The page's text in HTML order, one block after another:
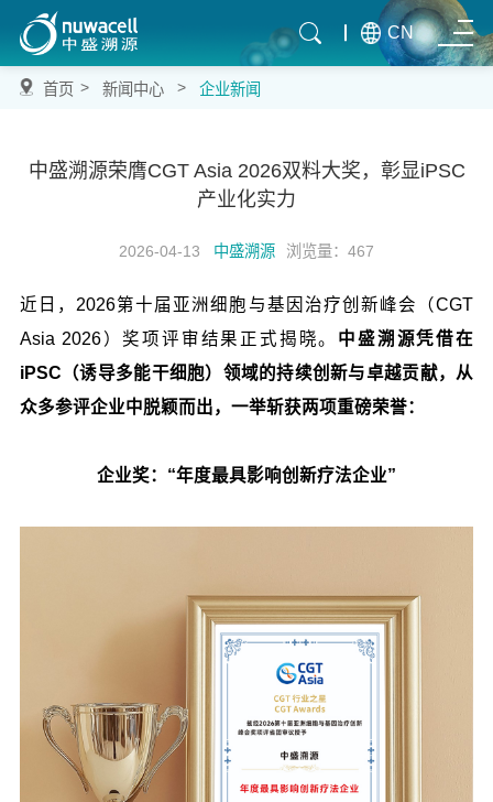
CN
首页 > 新闻中心 > 企业新闻
中盛溯源荣膺CGT Asia 2026双料大奖，彰显iPSC
产业化实力
2026-04-13 中盛溯源 浏览量：467
近日，2026第十届亚洲细胞与基因治疗创新峰会（CGT
Asia 2026）奖项评审结果正式揭晓。 中盛溯源凭借在
iPSC（诱导多能干细胞）领域的持续创新与卓越贡献，从
众多参评企业中脱颖而出，一举斩获两项重磅荣誉：
企业奖：“年度最具影响创新疗法企业”